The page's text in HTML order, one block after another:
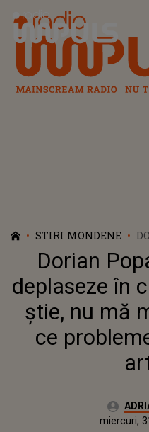
Radio Impuls
STIRI MONDENE
Dorian
deplaseze în
știe, nu mă
ce
Autor:
marți, 31 ianuarie 2023Actualizat:
miercuri,